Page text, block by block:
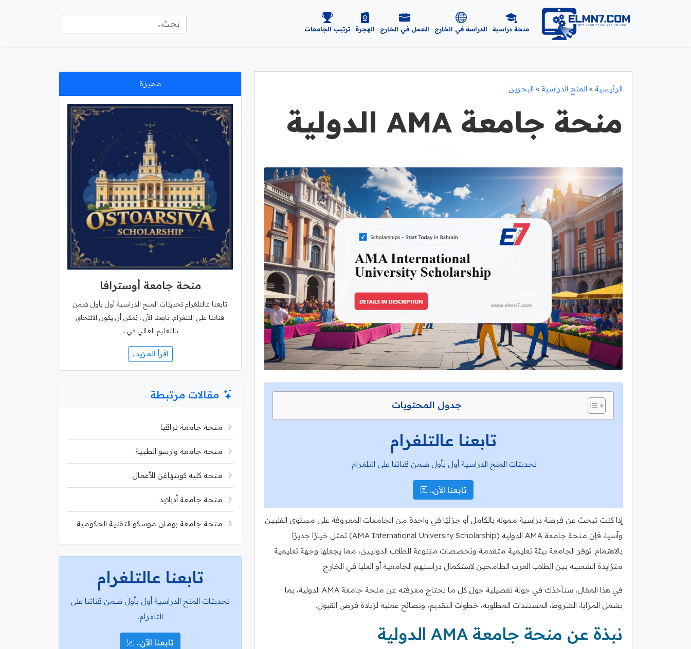
منحة دراسية الدراسة في الخارج العمل في الخارج الهجرة ترتيب الجامعات
الرئيسية » المنح الدراسية » البحرين
منحة جامعة AMA الدولية
جدول المحتويات
تابعنا عالتلغرام
تحديثات المنح الدراسية أول بأول ضمن قناتنا على التلغرام.
تابعنا الآن..
إذا كنت تبحث عن فرصة دراسية ممولة بالكامل أو جزئيًا في واحدة من الجامعات المعروفة على مستوى الفلبين
وآسيا، فإن منحة جامعة AMA الدولية (AMA International University Scholarship) تمثل خيارًا جديرًا
بالاهتمام. توفر الجامعة بيئة تعليمية متقدمة وتخصصات متنوعة للطلاب الدوليين، مما يجعلها وجهة تعليمية
متزايدة الشعبية بين الطلاب العرب الطامحين لاستكمال دراستهم الجامعية أو العليا في الخارج.
في هذا المقال، سنأخذك في جولة تفصيلية حول كل ما تحتاج معرفته عن منحة جامعة AMA الدولية، بما
يشمل المزايا، الشروط، المستندات المطلوبة، خطوات التقديم، ونصائح عملية لزيادة فرص القبول.
نبذة عن منحة جامعة AMA الدولية
مميزة
منحة جامعة أوسترافا
تابعنا عالتلغرام تحديثات المنح الدراسية أول بأول ضمن
قناتنا على التلغرام. تابعنا الآن.. يُمكن أن يكون الالتحاق
بالتعليم العالي في…
اقرأ المزيد..
مقالات مرتبطة
منحة جامعة تراقيا
منحة جامعة وارسو الطبية
منحة كلية كوبنهاغن للأعمال
منحة جامعة أديلايد
منحة جامعة بومان موسكو التقنية الحكومية
تابعنا عالتلغرام
تحديثات المنح الدراسية أول بأول ضمن قناتنا على
التلغرام.
تابعنا الآن..